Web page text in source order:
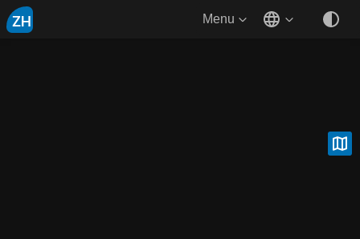
ZH Menu